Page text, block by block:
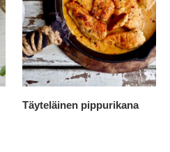
Täyteläinen pippurikana